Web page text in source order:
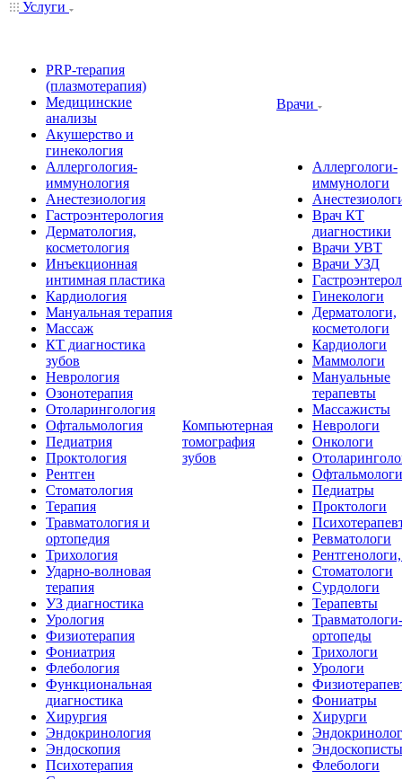
Услуги
PRP-терапия
(плазмотерапия)
Медицинские
анализы
Акушерство и
гинекология
Аллергология-
иммунология
Анестезиология
Гастроэнтерология
Дерматология,
косметология
Инъекционная
интимная пластика
Кардиология
Мануальная терапия
Массаж
КТ диагностика
зубов
Неврология
Озонотерапия
Отоларингология
Офтальмология
Педиатрия
Проктология
Рентген
Стоматология
Терапия
Травматология и
ортопедия
Трихология
Ударно-волновая
терапия
УЗ диагностика
Урология
Физиотерапия
Фониатрия
Флебология
Функциональная
диагностика
Хирургия
Эндокринология
Эндоскопия
Психотерапия
Компьютерная
томография
зубов
Врачи
Аллергологи-
иммунологи
Врач КТ
диагностики
Врачи УВТ
Врачи УЗД
Гинекологи
Дерматологи,
косметологи
Кардиологи
Маммологи
Мануальные
терапевты
Массажисты
Неврологи
Онкологи
Офтальмологи
Педиатры
Проктологи
Ревматологи
Стоматологи
Сурдологи
Терапевты
Травматологи-
ортопеды
Трихологи
Урологи
Фониатры
Хирурги
Эндоскописты
Флебологи